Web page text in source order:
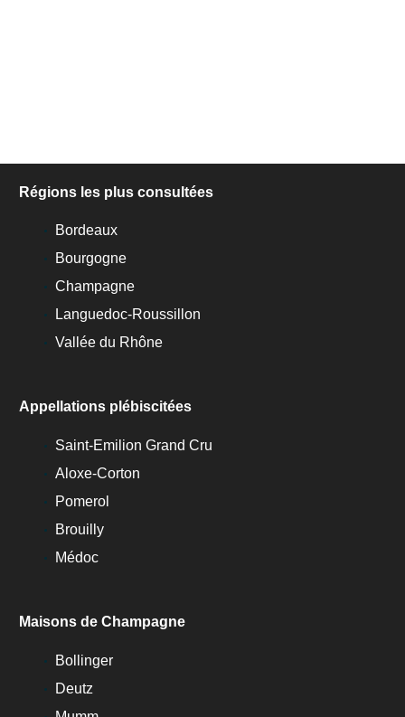
Régions les plus consultées
Bordeaux
Bourgogne
Champagne
Languedoc-Roussillon
Vallée du Rhône
Appellations plébiscitées
Saint-Emilion Grand Cru
Aloxe-Corton
Pomerol
Brouilly
Médoc
Maisons de Champagne
Bollinger
Deutz